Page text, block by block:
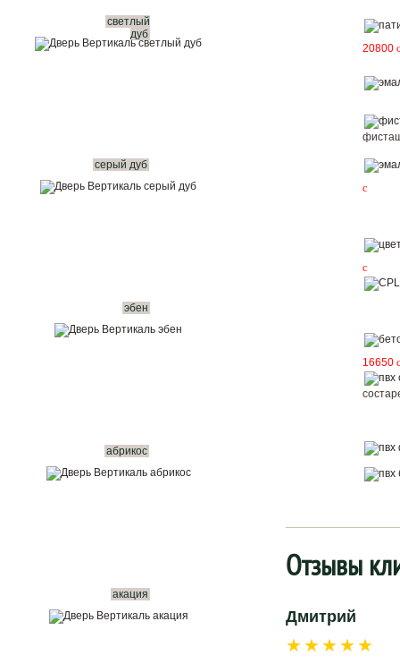
светлый
дуб
серый дуб
эбен
абрикос
акация
20800 c
c
c
16650 c
Отзывы
Дмитрий
★★★★★